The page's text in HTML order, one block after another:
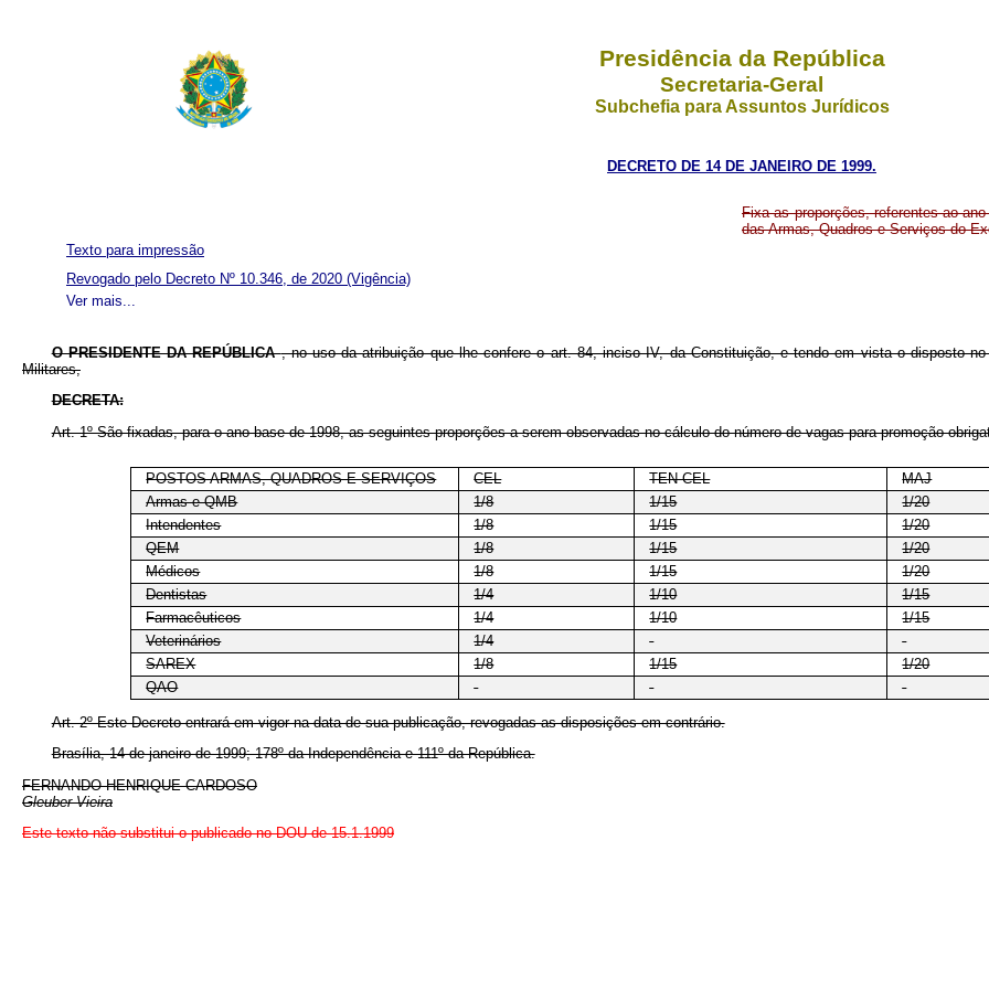
Presidência da República
Secretaria-Geral
Subchefia para Assuntos Jurídicos
DECRETO DE 14 DE JANEIRO DE 1999.
Fixa as proporções, referentes ao
das Armas, Quadros e Serviços do
Ver mais...
Texto para impressão
Revogado pelo Decreto Nº 10.346, de 2020 (Vigência)
O PRESIDENTE DA REPÚBLICA, no uso da atribuição que lhe confere o art. 84, inciso IV, da Constituição, e tendo em vista o disposto
Militares,
DECRETA:
Art. 1º São fixadas, para o ano-base de 1998, as seguintes proporções a serem observadas no cálculo do número de vagas para promoção
POSTOS ARMAS, QUADROS E SERVIÇOS CEL TEN CEL MAJ
Armas e QMB
1/8 1/15 1/20
Intendentes
1/8 1/15 1/20
QEM
1/8 1/15 1/20
Médicos
1/8 1/15 1/20
Dentistas
1/4 1/10 1/15
Farmacêuticos
1/4 1/10 1/15
Veterinários
1/4 - -
SAREX
1/8 1/15 1/20
QAO
- - -
Art. 2º Este Decreto entrará em vigor na data de sua publicação, revogadas as disposições em contrário.
Brasília, 14 de janeiro de 1999; 178º da Independência e 111º da República.
FERNANDO HENRIQUE CARDOSO
Gleuber Vieira
Este texto não substitui o publicado no DOU de 15.1.1999